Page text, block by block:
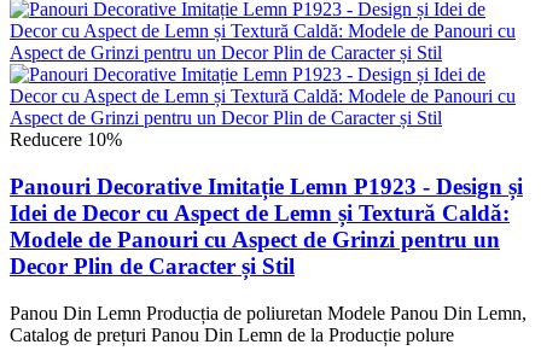
Reducere 10%
Panouri Decorative Imitație Lemn P1923 - Design și
Idei de Decor cu Aspect de Lemn și Textură Caldă:
Modele de Panouri cu Aspect de Grinzi pentru un
Decor Plin de Caracter și Stil
Panou Din Lemn Producția de poliuretan Modele Panou Din Lemn,
Catalog de prețuri Panou Din Lemn de la Producție polure